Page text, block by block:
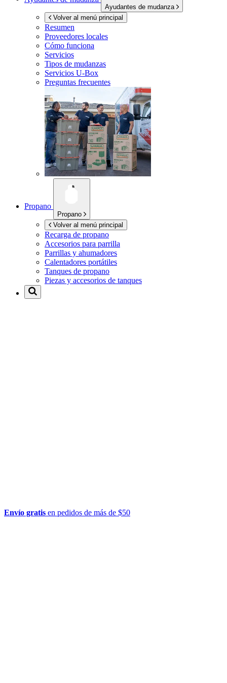
Ayudantes de mudanza
Volver al menú principal
Resumen
Proveedores locales
Cómo funciona
Servicios
Tipos de mudanzas
Servicios U-Box
Preguntas frecuentes
Propano
Propano
Volver al menú principal
Recarga de propano
Accesorios para parrilla
Parrillas y ahumadores
Calentadores portátiles
Tanques de propano
Piezas y accesorios de tanques
Envío gratis en pedidos de más de $50